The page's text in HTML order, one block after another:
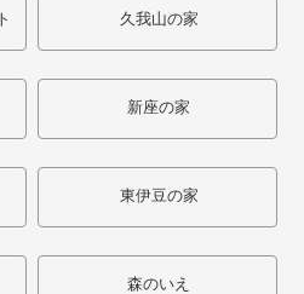
久我山の家
新座の家
東伊豆の家
森のいえ